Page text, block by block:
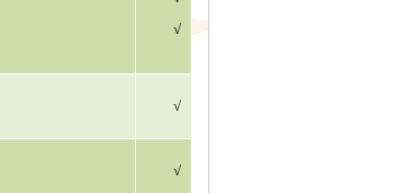
√
√
√